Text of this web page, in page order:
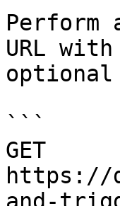
Perform
URL
optional
```
GET
https://